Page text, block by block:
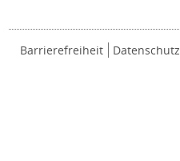
Barrierefreiheit Datenschutz